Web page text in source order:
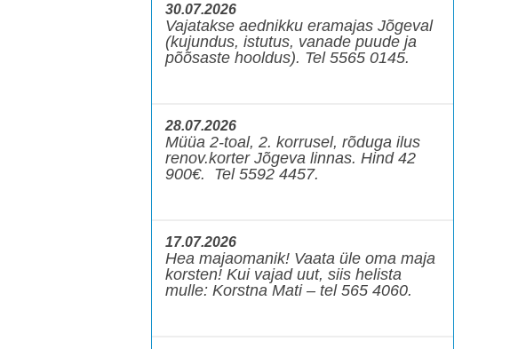
30.07.2026
Vajatakse aednikku eramajas Jõgeval
(kujundus, istutus, vanade puude ja
põõsaste hooldus). Tel 5565 0145.
28.07.2026
Müüa 2-toal, 2. korrusel, rõduga ilus
renov.korter Jõgeva linnas. Hind 42
900€. Tel 5592 4457.
17.07.2026
Hea majaomanik! Vaata üle oma maja
korsten! Kui vajad uut, siis helista
mulle: Korstna Mati – tel 565 4060.